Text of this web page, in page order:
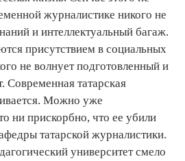
журналистике никого не
и интеллектуальный багаж.
присутствием в социальных
не волнует подготовленный и
Современная татарская
Можно уже
ни прискорбно, что ее убили
татарской журналистики.
университет смело